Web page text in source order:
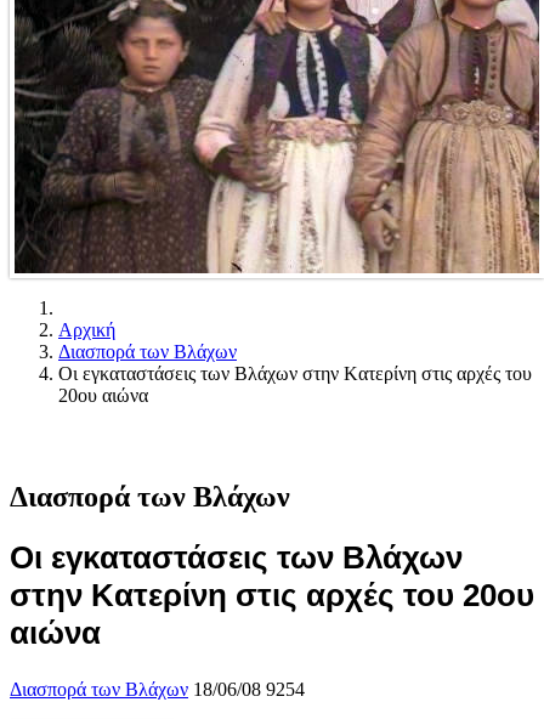
Αρχική
Διασπορά των Βλάχων
Οι εγκαταστάσεις των Βλάχων στην Kατερίνη στις αρχές του
20ου αιώνα
Διασπορά των Βλάχων
Οι εγκαταστάσεις των Βλάχων
στην Kατερίνη στις αρχές του 20ου
αιώνα
Διασπορά των Βλάχων 18/06/08 9254